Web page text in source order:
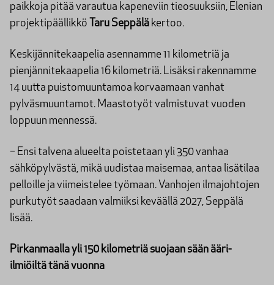
paikkoja pitää varautua kapeneviin tieosuuksiin, Elenian
projektipäällikkö Taru Seppälä kertoo.
Keskijännitekaapelia asennamme 11 kilometriä ja
pienjännitekaapelia 16 kilometriä. Lisäksi rakennamme
14 uutta puistomuuntamoa korvaamaan vanhat
pylväsmuuntamot. Maastotyöt valmistuvat vuoden
loppuun mennessä.
− Ensi talvena alueelta poistetaan yli 350 vanhaa
sähköpylvästä, mikä uudistaa maisemaa, antaa lisätilaa
pelloille ja viimeistelee työmaan. Vanhojen ilmajohtojen
purkutyöt saadaan valmiiksi keväällä 2027, Seppälä
lisää.
Pirkanmaalla yli 150 kilometriä suojaan sään ääri-
ilmiöiltä tänä vuonna